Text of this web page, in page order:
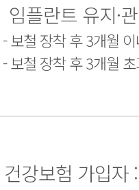
임플란트 유지·
- 보철 장착 후 3개월
- 보철 장착 후 3개월
건강보험 가입자